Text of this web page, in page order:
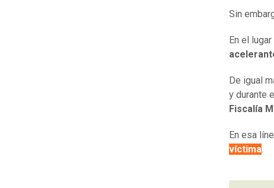
Sin
En el
De igual
y durante
Fiscalía
En esa
víctima.